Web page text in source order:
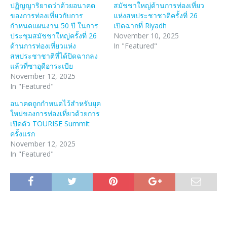
ปฏิญญาริยาดว่าด้วยอนาคต
ของการท่องเที่ยวกับการ
กำหนดแผนงาน 50 ปี ในการ
ประชุมสมัชชาใหญ่ครั้งที่ 26
ด้านการท่องเที่ยวแห่ง
สหประชาชาติที่ได้ปิดฉากลง
แล้วที่ซาอุดีอาระเบีย
November 12, 2025
In "Featured"
สมัชชาใหญ่ด้านการท่องเที่ยว
แห่งสหประชาชาติครั้งที่ 26
เปิดฉากที่ Riyadh
November 10, 2025
In "Featured"
อนาคตถูกกำหนดไว้สำหรับยุค
ใหม่ของการท่องเที่ยวด้วยการ
เปิดตัว TOURISE Summit
ครั้งแรก
November 12, 2025
In "Featured"